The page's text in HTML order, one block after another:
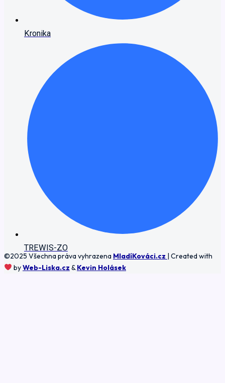
Kronika
TREWIS-ZO
©2025 Všechna práva vyhrazena MladíKováci.cz | Created with
byWeb-Liska.cz &Kevin Holásek